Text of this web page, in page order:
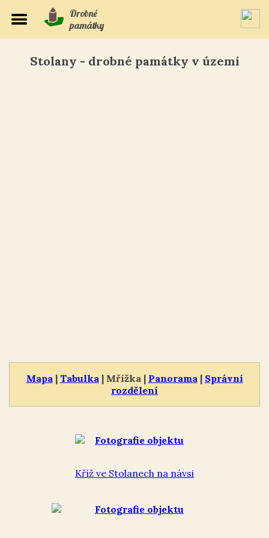
Drobné
památky
Stolany - drobné památky v území
Mapa | Tabulka | Mřížka | Panorama | Správní
rozdělení
Kříž ve Stolanech na návsi